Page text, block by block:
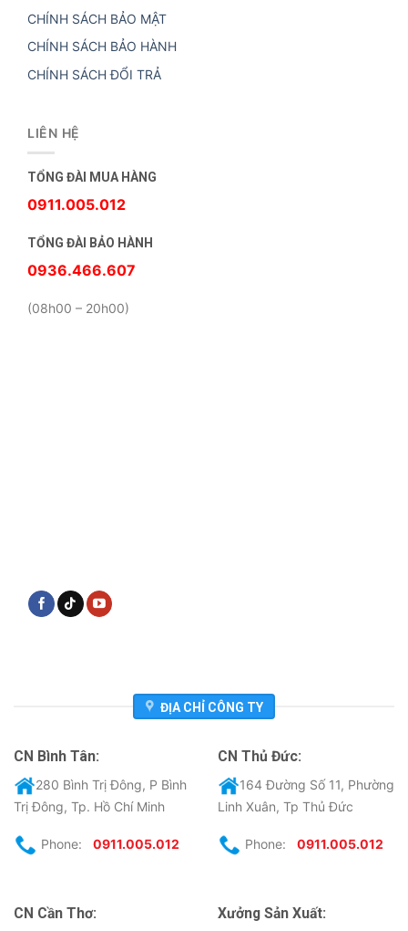
CHÍNH SÁCH BẢO MẬT
CHÍNH SÁCH BẢO HÀNH
CHÍNH SÁCH ĐỔI TRẢ
LIÊN HỆ
TỔNG ĐÀI MUA HÀNG
0911.005.012
TỔNG ĐÀI BẢO HÀNH
0936.466.607
(08h00 – 20h00)
ĐỊA CHỈ CÔNG TY
CN Bình Tân:
280 Bình Trị Đông, P Bình
Trị Đông, Tp. Hồ Chí Minh
Phone: 0911.005.012
CN Thủ Đức:
164 Đường Số 11, Phường
Linh Xuân, Tp Thủ Đức
Phone: 0911.005.012
CN Cần Thơ: Xưởng Sản Xuất: